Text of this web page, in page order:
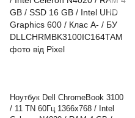
Ноутбук Dell ChromeBook 3100
/ 11 TN 60Гц 1366x768 / Intel